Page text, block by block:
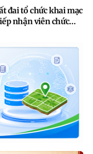
đai tổ chức khai mạc
nhận viên chức